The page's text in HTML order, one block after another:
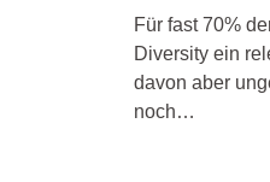
Für fast 70%
Diversity ein
davon aber
noch…